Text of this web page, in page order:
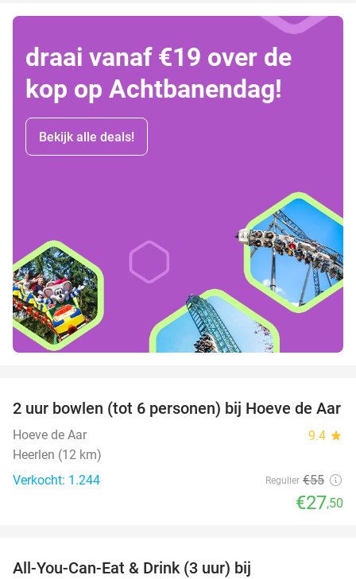
draai vanaf €19 over de
kop op Achtbanendag!
Bekijk alle deals!
50%
2 uur bowlen (tot 6 personen) bij Hoeve de Aar
Hoeve de Aar 9.4 star
Heerlen (12 km)
Verkocht: 1.244
Regulier €55
€27,50
All-You-Can-Eat & Drink (3 uur) bij